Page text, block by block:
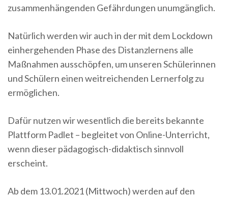
zusammenhängenden Gefährdungen unumgänglich.
Natürlich werden wir auch in der mit dem Lockdown
einhergehenden Phase des Distanzlernens alle
Maßnahmen ausschöpfen, um unseren Schülerinnen
und Schülern einen weitreichenden Lernerfolg zu
ermöglichen.
Dafür nutzen wir wesentlich die bereits bekannte
Plattform Padlet – begleitet von Online-Unterricht,
wenn dieser pädagogisch-didaktisch sinnvoll
erscheint.
Ab dem 13.01.2021 (Mittwoch) werden auf den